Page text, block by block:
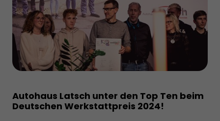
Autohaus Latsch unter den Top Ten beim
Deutschen Werkstattpreis 2024!